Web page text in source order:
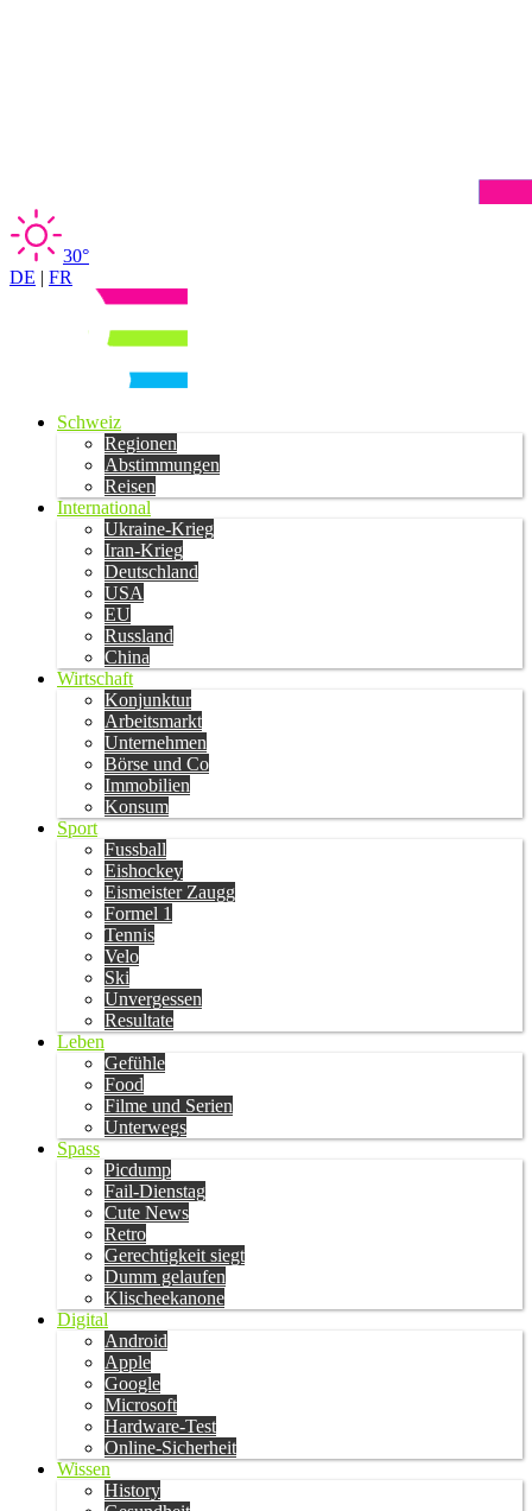
30°
DE | FR
Schweiz
Regionen
Abstimmungen
Reisen
International
Ukraine-Krieg
Iran-Krieg
Deutschland
USA
EU
Russland
China
Wirtschaft
Konjunktur
Arbeitsmarkt
Unternehmen
Börse und Co
Immobilien
Konsum
Sport
Fussball
Eishockey
Eismeister Zaugg
Formel 1
Tennis
Velo
Ski
Unvergessen
Resultate
Leben
Gefühle
Food
Filme und Serien
Unterwegs
Spass
Picdump
Fail-Dienstag
Cute News
Retro
Gerechtigkeit siegt
Dumm gelaufen
Klischeekanone
Digital
Android
Apple
Google
Microsoft
Hardware-Test
Online-Sicherheit
Wissen
History